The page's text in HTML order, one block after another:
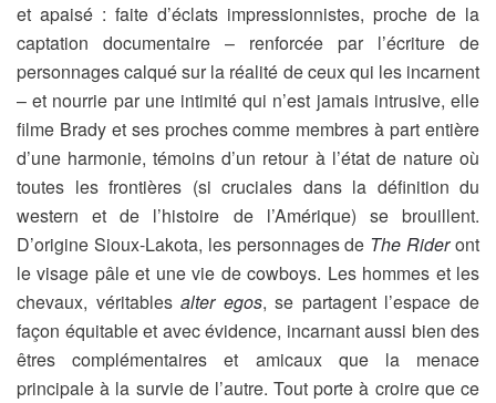
et apaisé : faite d’éclats impressionnistes, proche de la
captation documentaire – renforcée par l’écriture de
personnages calqué sur la réalité de ceux qui les incarnent
– et nourrie par une intimité qui n’est jamais intrusive, elle
filme Brady et ses proches comme membres à part entière
d’une harmonie, témoins d’un retour à l’état de nature où
toutes les frontières (si cruciales dans la définition du
western et de l’histoire de l’Amérique) se brouillent.
D’origine Sioux-Lakota, les personnages de The Rideront
le visage pâle et une vie de cowboys. Les hommes et les
chevaux, véritablesalter egos, se partagent l’espace de
façon équitable et avec évidence, incarnant aussi bien des
êtres complémentaires et amicaux que la menace
principale à la survie de l’autre. Tout porte à croire que ce